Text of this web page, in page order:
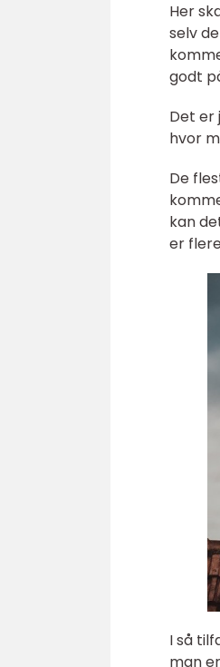
Her
selv
godt
Det er
hvor
De
kan
er
I så
man